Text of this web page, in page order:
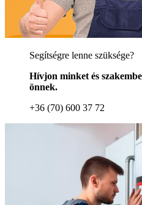
Segítségre lenne szüksége?
Hívjon minket és
önnek.
+36 (70) 600 37 72